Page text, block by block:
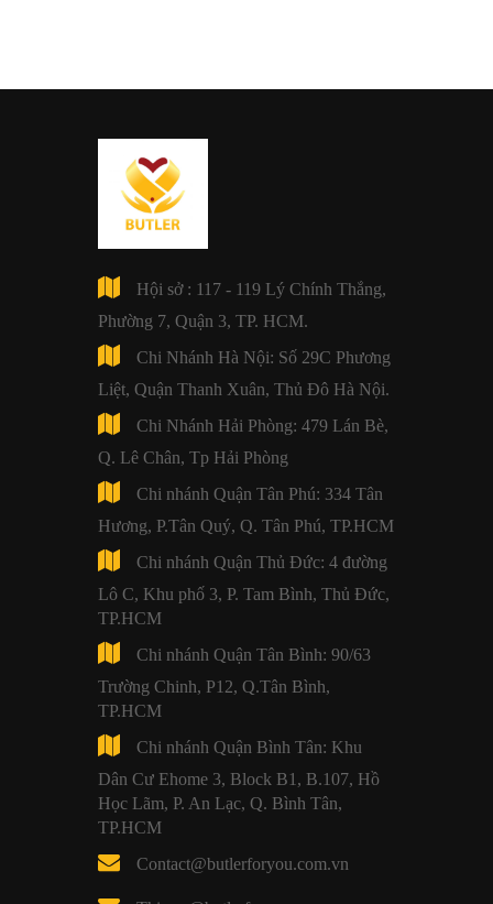
Hội sở : 117 - 119 Lý Chính Thắng,
Phường 7, Quận 3, TP. HCM.
Chi Nhánh Hà Nội: Số 29C Phương
Liệt, Quận Thanh Xuân, Thủ Đô Hà Nội.
Chi Nhánh Hải Phòng: 479 Lán Bè,
Q. Lê Chân, Tp Hải Phòng
Chi nhánh Quận Tân Phú: 334 Tân
Hương, P.Tân Quý, Q. Tân Phú, TP.HCM
Chi nhánh Quận Thủ Đức: 4 đường
Lô C, Khu phố 3, P. Tam Bình, Thủ Đức,
TP.HCM
Chi nhánh Quận Tân Bình: 90/63
Trường Chinh, P12, Q.Tân Bình,
TP.HCM
Chi nhánh Quận Bình Tân: Khu
Dân Cư Ehome 3, Block B1, B.107, Hồ
Học Lãm, P. An Lạc, Q. Bình Tân,
TP.HCM
Contact@butlerforyou.com.vn